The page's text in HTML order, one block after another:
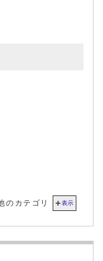
のカテゴリ 表示